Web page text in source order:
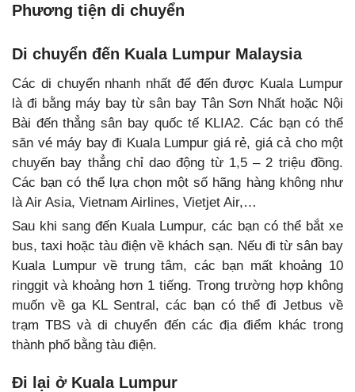
Phương tiện di chuyển
Di chuyển đến Kuala Lumpur Malaysia
Các di chuyển nhanh nhất để đến được Kuala Lumpur
là đi bằng máy bay từ sân bay Tân Sơn Nhất hoặc Nội
Bài đến thẳng sân bay quốc tế KLIA2. Các bạn có thể
săn vé máy bay đi Kuala Lumpur giá rẻ, giá cả cho một
chuyến bay thẳng chỉ dao động từ 1,5 – 2 triệu đồng.
Các bạn có thể lựa chọn một số hãng hàng không như
là Air Asia, Vietnam Airlines, Vietjet Air,…
Sau khi sang đến Kuala Lumpur, các bạn có thể bắt xe
bus, taxi hoặc tàu điện về khách sạn. Nếu đi từ sân bay
Kuala Lumpur về trung tâm, các bạn mất khoảng 10
ringgit và khoảng hơn 1 tiếng. Trong trường hợp không
muốn về ga KL Sentral, các bạn có thể đi Jetbus về
trạm TBS và di chuyển đến các địa điểm khác trong
thành phố bằng tàu điện.
Đi lại ở Kuala Lumpur